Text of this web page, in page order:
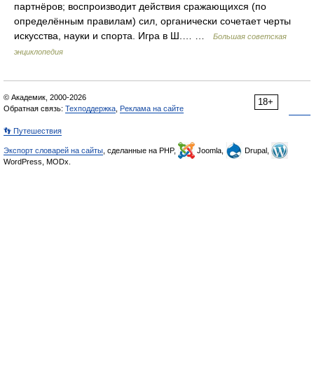
партнёров; воспроизводит действия сражающихся (по
определённым правилам) сил, органически сочетает черты
искусства, науки и спорта. Игра в Ш.… …
Большая советская
энциклопедия
18+
© Академик, 2000-2026
Обратная связь: Техподдержка Реклама на сайте
👣 Путешествия
Экспорт словарей на сайты , сделанные на PHP, Joomla,
Drupal,
WordPress, MODx.